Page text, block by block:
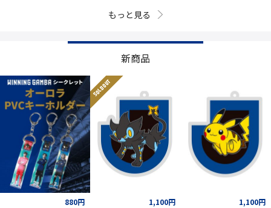
もっと見る
新商品
880円
SOLD OUT
1,100円
1,100円